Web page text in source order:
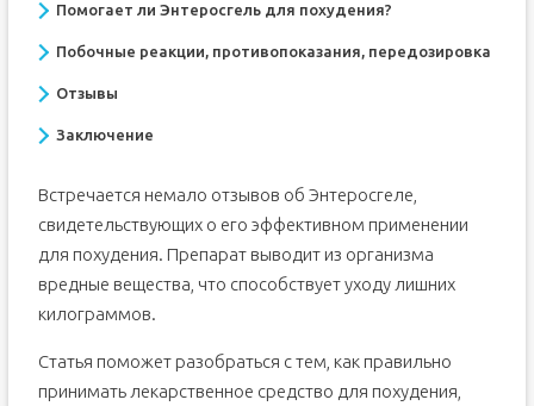
Помогает ли Энтеросгель для похудения?
Побочные реакции, противопоказания, передозировка
Отзывы
Заключение
Встречается немало отзывов об Энтеросгеле,
свидетельствующих о его эффективном применении
для похудения. Препарат выводит из организма
вредные вещества, что способствует уходу лишних
килограммов.
Статья поможет разобраться с тем, как правильно
принимать лекарственное средство для похудения,